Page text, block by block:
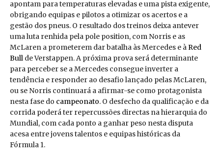
apontam para temperaturas elevadas e uma pista exigente,
obrigando equipas e pilotos a otimizar os acertos e a
gestão dos pneus. O resultado dos treinos deixa antever
uma luta renhida pela pole position, com Norris e as
McLaren a prometerem dar batalha às Mercedes e àRed
Bull de Verstappen. A próxima prova será determinante
para perceber se a Mercedes consegue inverter a
tendência e responder ao desafio lançado pelas McLaren,
ou se Norris continuará a afirmar-se como protagonista
nesta fase do campeonato. O desfecho da qualificação e da
corrida poderá ter repercussões directas na hierarquia do
Mundial, com cada ponto a ganhar peso nesta disputa
acesa entre jovens talentos e equipas históricas da
Fórmula 1.